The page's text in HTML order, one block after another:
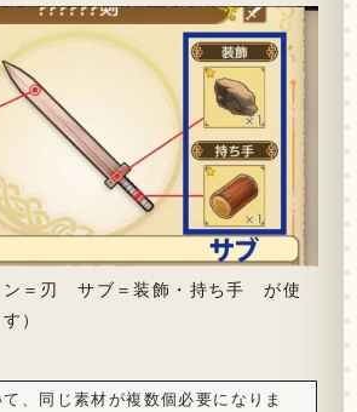
ン＝刃 サブ＝装飾・持ち手 が使
）
、同じ素材が複数個必要になりま